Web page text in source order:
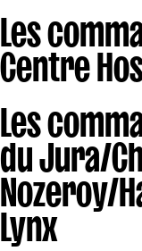
Les
Centre
Les
du Jura/
Nozeroy/
Lynx